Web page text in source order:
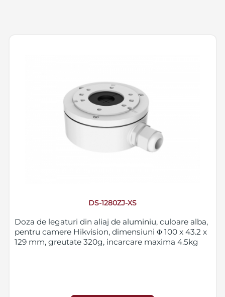
DS-1280ZJ-XS
Doza de legaturi din aliaj de aluminiu, culoare alba,
pentru camere Hikvision, dimensiuni Φ 100 x 43.2 x
129 mm, greutate 320g, incarcare maxima 4.5kg